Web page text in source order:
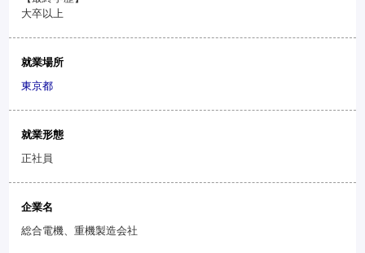
大卒以上
就業場所
東京都
就業形態
正社員
企業名
総合電機、重機製造会社